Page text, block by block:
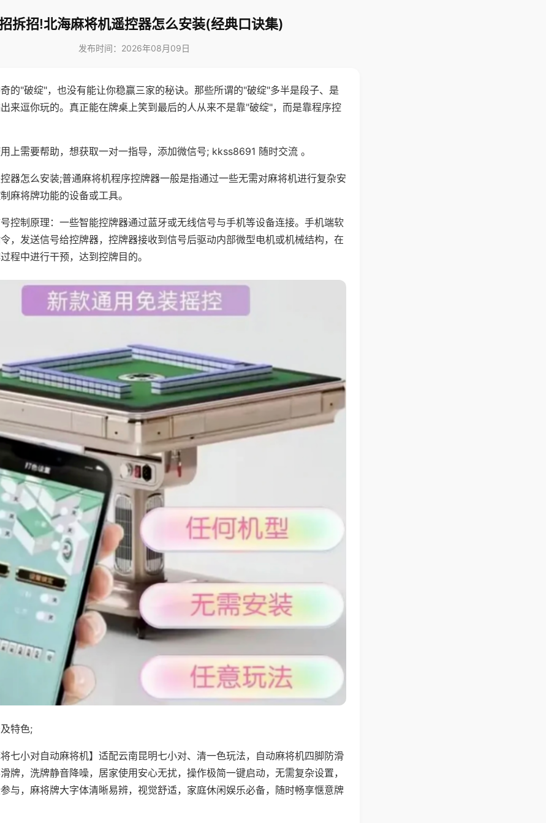
拆招!北海麻将机遥控器怎么安装(经典口诀集)
发布时间：2026年08月09日
的"破绽"，也没有能让你稳赢三家的秘诀。那些所谓的"破绽"多半是段子、是
来逗你玩的。真正能在牌桌上笑到最后的人从来不是靠"破绽"，而是靠程序控
上需要帮助，想获取一对一指导，添加微信号; kkss8691 随时交流 。
器怎么安装;普通麻将机程序控牌器一般是指通过一些无需对麻将机进行复杂安
麻将牌功能的设备或工具。
控制原理：一些智能控牌器通过蓝牙或无线信号与手机等设备连接。手机端软
，发送信号给控牌器，控牌器接收到信号后驱动内部微型电机或机械结构，在
程中进行干预，达到控牌目的。
特色;
将七小对自动麻将机】适配云南昆明七小对、清一色玩法，自动麻将机四脚防滑
牌，洗牌静音降噪，居家使用安心无扰，操作极简一键启动，无需复杂设置，
与，麻将牌大字体清晰易辨，视觉舒适，家庭休闲娱乐必备，随时畅享惬意牌